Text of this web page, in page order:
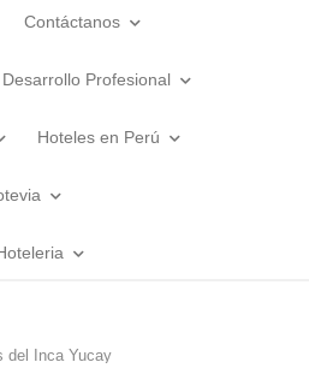
Contáctanos
Desarrollo Profesional
Hoteles en Perú
del Inca Yucay